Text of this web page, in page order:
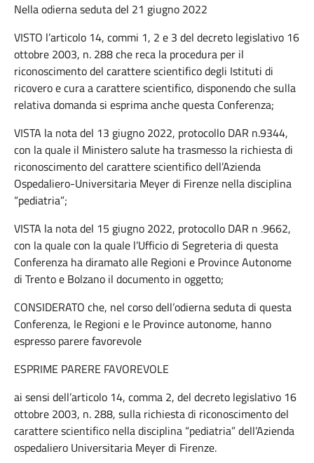
Nella odierna seduta del 21 giugno 2022
VISTO l’articolo 14, commi 1, 2 e 3 del decreto legislativo 16
ottobre 2003, n. 288 che reca la procedura per il
riconoscimento del carattere scientifico degli Istituti di
ricovero e cura a carattere scientifico, disponendo che sulla
relativa domanda si esprima anche questa Conferenza;
VISTA la nota del 13 giugno 2022, protocollo DAR n.9344,
con la quale il Ministero salute ha trasmesso la richiesta di
riconoscimento del carattere scientifico dell’Azienda
Ospedaliero-Universitaria Meyer di Firenze nella disciplina
“pediatria”;
VISTA la nota del 15 giugno 2022, protocollo DAR n .9662,
con la quale con la quale l’Ufficio di Segreteria di questa
Conferenza ha diramato alle Regioni e Province Autonome
di Trento e Bolzano il documento in oggetto;
CONSIDERATO che, nel corso dell’odierna seduta di questa
Conferenza, le Regioni e le Province autonome, hanno
espresso parere favorevole
ESPRIME PARERE FAVOREVOLE
ai sensi dell’articolo 14, comma 2, del decreto legislativo 16
ottobre 2003, n. 288, sulla richiesta di riconoscimento del
carattere scientifico nella disciplina “pediatria” dell’Azienda
ospedaliero Universitaria Meyer di Firenze.